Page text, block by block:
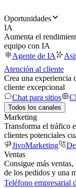
Oportunidades
IA
Aumenta el
equipo con IA
Agente de IA
Atención al cliente
Crea una experiencia
cliente excepcional
Chat para sitios
Todos los canales
Marketing
Transforma el tráfico
clientes potenciales
JivoMarketing
Ventas
Consigue más
de los pedidos y una
Teléfono empresarial